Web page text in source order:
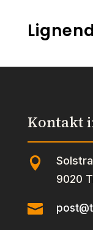
Kontakt

9020
